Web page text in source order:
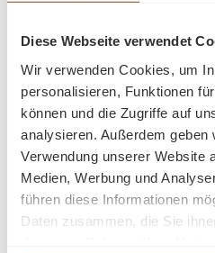
Diese Webseite verwendet
Wir verwenden Cookies, um
personalisieren, Funktionen
können und die Zugriffe auf
analysieren. Außerdem
Verwendung unserer Website
Medien, Werbung und
führen diese Informationen
Daten zusammen, die Sie
Funktionalität und Ästhetik.
Präsentation Ihrer
dieses Möbelstücks
und passt sich nahtlos in
Einrichtungsstile ein. Es
für diejenigen, die sowohl
auch raffinierten Stil